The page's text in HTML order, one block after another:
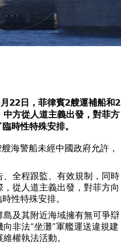
22日，菲律賓2艘運補船和2
方從人道主義出發，對菲方
時性特殊安排。
海警船未經中國政府允許，
全程跟監、有效規制，同時
從人道主義出發，對菲方向
性特殊安排。
及其附近海域擁有無可爭辯
非法“坐灘”軍艦運送違規建
權執法活動。